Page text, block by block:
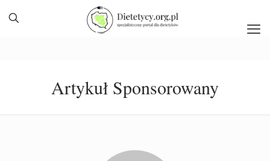
Artykuł Sponsorowany